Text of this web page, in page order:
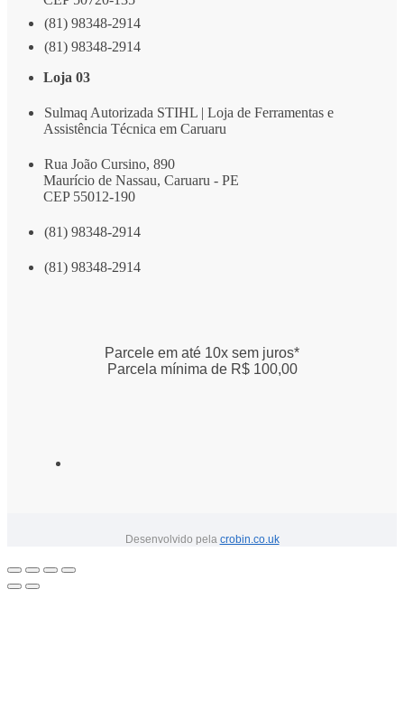
(81) 98348-2914
(81) 98348-2914
Loja 03
Sulmaq Autorizada STIHL | Loja de Ferramentas e
Assistência Técnica em Caruaru
Rua João Cursino, 890
Maurício de Nassau, Caruaru - PE
CEP 55012-190
(81) 98348-2914
(81) 98348-2914
Parcele em até 10x sem juros*
Parcela mínima de R$ 100,00
Desenvolvido pela crobin.co.uk